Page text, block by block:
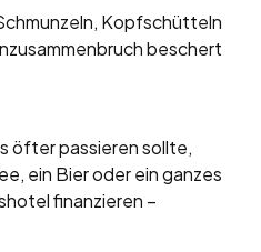
Kopfschütteln
beschert
öfter passieren sollte,
ein Bier oder ein ganzes
finanzieren –